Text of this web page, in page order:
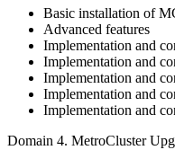
Basic installation of
Advanced features
Implementation and
Implementation and
Implementation and
Implementation and
Implementation and
Domain 4. MetroCluster